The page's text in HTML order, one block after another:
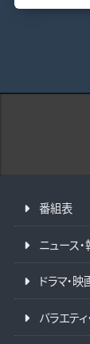
番組表
ニュース
ドラマ・
バラエテ